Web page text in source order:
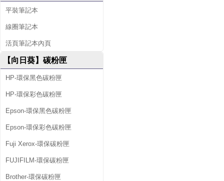
平裝筆記本
線圈筆記本
活頁筆記本內頁
【向日葵】碳粉匣
HP-環保黑色碳粉匣
HP-環保彩色碳粉匣
Epson-環保黑色碳粉匣
Epson-環保彩色碳粉匣
Fuji Xerox-環保碳粉匣
FUJIFILM-環保碳粉匣
Brother-環保碳粉匣